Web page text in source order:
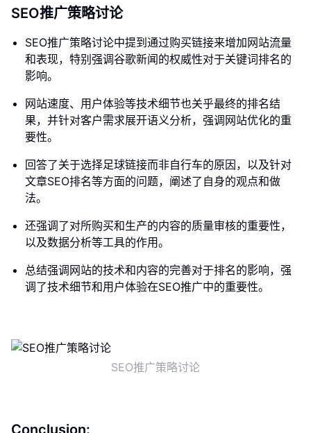
SEO推广策略讨论
SEO推广策略讨论中提到通过购买链接来增加网站流量
和表现，特别强调谷歌新闻的权威性对于关键词排名的
影响。
网站速度、用户体验等技术细节也关乎最终的排名结
果，并针对客户需求展开语义分析，强调网站优化的重
要性。
回答了关于选择足球链接而非自行车的原因，以及针对
文章SEO排名等方面的问题，阐述了自身的观点和做
法。
还强调了对所购买和生产的内容的质量审核的重要性，
以及数据分析等工具的作用。
总结强调网站的技术和内容的完善对于排名的影响，强
调了技术细节和用户体验在SEO推广中的重要性。
SEO推广策略讨论
Conclusion: